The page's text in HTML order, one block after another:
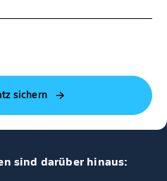
sichern
sind darüber hinaus: